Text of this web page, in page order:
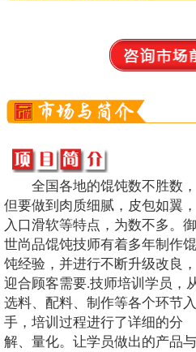
全国各地的馄饨数不胜数，
但要做到肉质细腻，皮包如翼，
入口滑软等特点，为数不多。御
世尚品馄饨技师有着多年制作馄
饨经验，并进行不断升级改良，
迎合顾客需要.技师培训学员，
选料、配料、制作等各个环节入
手，培训过程进行了详细的分
解、量化。让学员做出的产品与